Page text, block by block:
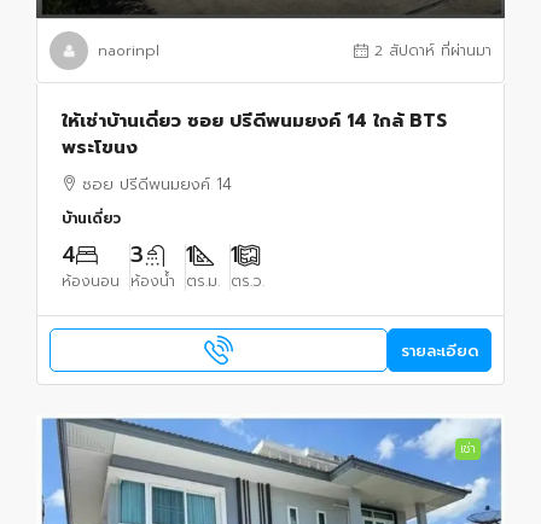
naorinpl 2 สัปดาห์ ที่ผ่านมา
ให้เช่าบ้านเดี่ยว ซอย ปรีดีพนมยงค์ 14 ใกล้ BTS
พระโขนง
ซอย ปรีดีพนมยงค์ 14
บ้านเดี่ยว
4
ห้องนอน
3
ห้องน้ำ
1
ตร.ม.
1
ตร.ว.
รายละเอียด
เช่า